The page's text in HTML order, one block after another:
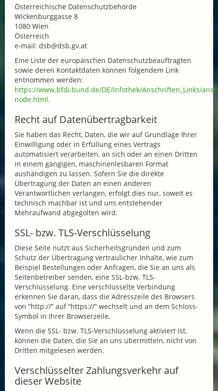
Österreichische Datenschutzbehörde
Wickenburggasse 8
1080 Wien
Österreich
e-mail: dsb@dsb.gv.at
Eine Liste der europäischen Datenschutzbeauftragten
sowie deren Kontaktdaten können folgendem Link
entnommen werden:
https://www.bfdi.bund.de/DE/Infothek/Anschriften_Links/
node.html.
Recht auf Datenübertragbarkeit
Sie haben das Recht, Daten, die wir auf Grundlage Ihrer
Einwilligung oder in Erfüllung eines Vertrags
automatisiert verarbeiten, an sich oder an einen Dritten
in einem gängigen, maschinenlesbaren Format
aushändigen zu lassen. Sofern Sie die direkte
Übertragung der Daten an einen anderen
Verantwortlichen verlangen, erfolgt dies nur, soweit es
technisch machbar ist und uns entstehender
Mehraufwand abgegolten wird.
SSL- bzw. TLS-Verschlüsselung
Diese Seite nutzt aus Sicherheitsgründen und zum
Schutz der Übertragung vertraulicher Inhalte, wie zum
Beispiel Bestellungen oder Anfragen, die Sie an uns als
Seitenbetreiber senden, eine SSL-bzw. TLS-
Verschlüsselung. Eine verschlüsselte Verbindung
erkennen Sie daran, dass die Adresszeile des Browsers
von “http://” auf “https://” wechselt und an dem Schloss-
Symbol in Ihrer Browserzeile.
Wenn die SSL- bzw. TLS-Verschlüsselung aktiviert ist,
können die Daten, die Sie an uns übermitteln, nicht von
Dritten mitgelesen werden.
Verschlüsselter Zahlungsverkehr auf
dieser Website